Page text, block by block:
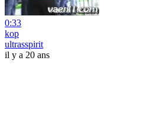
0:33
kop
ultrasspirit
il y a 20 ans